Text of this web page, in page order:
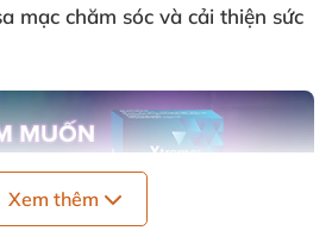
mạc chăm sóc và cải thiện sức
Xem thêm